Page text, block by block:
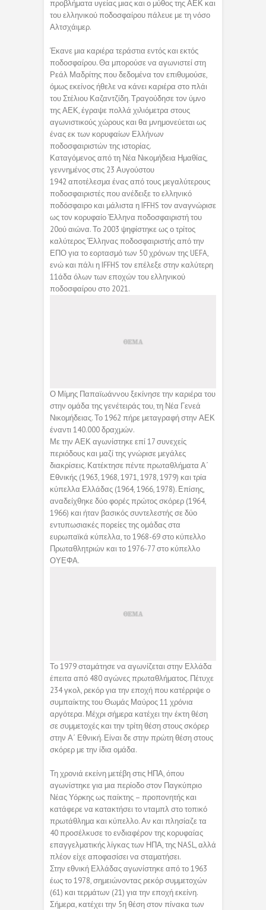
προβλήματα υγείας μιας και ο μύθος της ΑΕΚ και
του ελληνικού ποδοσφαίρου πάλευε με τη νόσο
Αλτσχάιμερ.
Έκανε μια καριέρα τεράστια εντός και εκτός
ποδοσφαίρου. Θα μπορούσε να αγωνιστεί στη
Ρεάλ Μαδρίτης που δεδομένα τον επιθυμούσε,
όμως εκείνος ήθελε να κάνει καριέρα στο πλάι
του Στέλιου Καζαντζίδη. Τραγούδησε τον ύμνο
της ΑΕΚ, έγραψε πολλά χιλιόμετρα στους
αγωνιστικούς χώρους και θα μνημονεύεται ως
ένας εκ των κορυφαίων Ελλήνων
ποδοσφαιριστών της ιστορίας.
Καταγόμενος από τη Νέα Νικομήδεια Ημαθίας,
γεννημένος στις 23 Αυγούστου
1942 αποτέλεσμα ένας από τους μεγαλύτερους
ποδοσφαιριστές που ανέδειξε το ελληνικό
ποδόσφαιρο και μάλιστα η IFFHS τον αναγνώρισε
ως τον κορυφαίο Έλληνα ποδοσφαιριστή του
20ού αιώνα. Το 2003 ψηφίστηκε ως ο τρίτος
καλύτερος Έλληνας ποδοσφαιριστής από την
ΕΠΟ για το εορτασμό των 50 χρόνων της UEFA,
ενώ και πάλι η IFFHS τον επέλεξε στην καλύτερη
11άδα όλων των εποχών του ελληνικού
ποδοσφαίρου στο 2021.
Ο Μίμης Παπαϊωάννου ξεκίνησε την καριέρα του
στην ομάδα της γενέτειράς του, τη Νέα Γενεά
Νικομήδειας. Το 1962 πήρε μεταγραφή στην ΑΕΚ
έναντι 140.000 δραχμών.
Με την ΑΕΚ αγωνίστηκε επί 17 συνεχείς
περιόδους και μαζί της γνώρισε μεγάλες
διακρίσεις. Κατέκτησε πέντε πρωταθλήματα Α΄
Εθνικής (1963, 1968, 1971, 1978, 1979) και τρία
κύπελλα Ελλάδας (1964, 1966, 1978). Επίσης,
αναδείχθηκε δύο φορές πρώτος σκόρερ (1964,
1966) και ήταν βασικός συντελεστής σε δύο
εντυπωσιακές πορείες της ομάδας στα
ευρωπαϊκά κύπελλα, το 1968-69 στο κύπελλο
Πρωταθλητριών και το 1976-77 στο κύπελλο
ΟΥΕΦΑ.
Το 1979 σταμάτησε να αγωνίζεται στην Ελλάδα
έπειτα από 480 αγώνες πρωταθλήματος. Πέτυχε
234 γκολ, ρεκόρ για την εποχή που κατέρριψε ο
συμπαίκτης του Θωμάς Μαύρος 11 χρόνια
αργότερα. Μέχρι σήμερα κατέχει την έκτη θέση
σε συμμετοχές και την τρίτη θέση στους σκόρερ
στην Α΄ Εθνική. Είναι δε στην πρώτη θέση στους
σκόρερ με την ίδια ομάδα.
Τη χρονιά εκείνη μετέβη στις ΗΠΑ, όπου
αγωνίστηκε για μια περίοδο στον Παγκύπριο
Νέας Υόρκης ως παίκτης – προπονητής και
κατάφερε να κατακτήσει το νταμπλ στο τοπικό
πρωτάθλημα και κύπελλο. Αν και πλησίαζε τα
40 προσέλκυσε το ενδιαφέρον της κορυφαίας
επαγγελματικής λίγκας των ΗΠΑ, της NASL, αλλά
πλέον είχε αποφασίσει να σταματήσει.
Στην εθνική Ελλάδας αγωνίστηκε από το 1963
έως το 1978, σημειώνοντας ρεκόρ συμμετοχών
(61) και τερμάτων (21) για την εποχή εκείνη.
Σήμερα, κατέχει την 5η θέση στον πίνακα των